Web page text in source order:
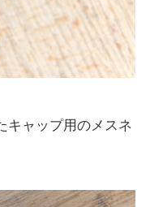
キャップ用のメスネ